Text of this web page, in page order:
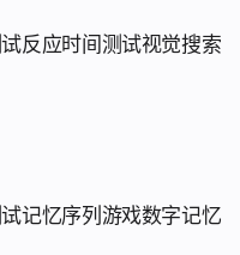
反应时间测试视觉搜索
记忆序列游戏数字记忆